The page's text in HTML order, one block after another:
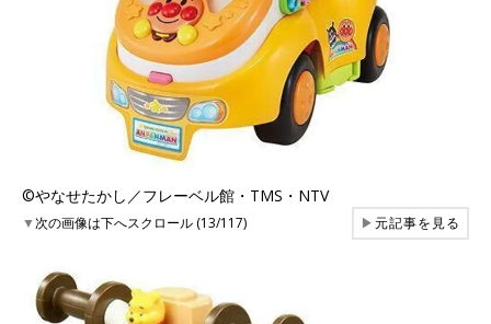
©︎やなせたかし／フレーベル館・TMS・NTV
▼次の画像は下へスクロール (13/117) ▶元記事を見る